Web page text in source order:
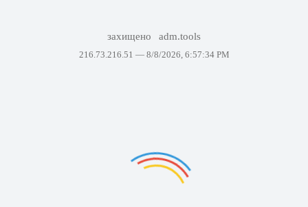
захищено adm.tools
216.73.216.51 — 8/8/2026, 6:57:34 PM